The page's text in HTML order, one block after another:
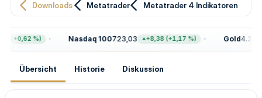
Downloads Metatrader Metatrader 4 Indikatoren
(+0,62 %) Nasdaq 100723,03 +8,38 (+1,17 %) Gold
Übersicht Historie Diskussion